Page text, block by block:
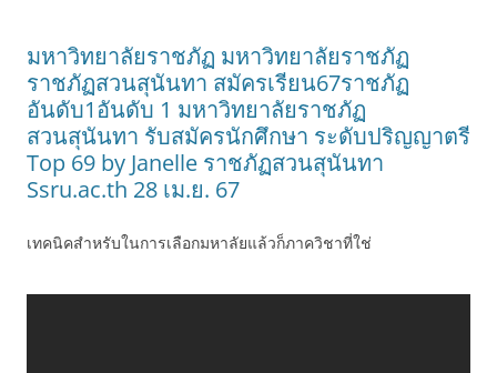
มหาวิทยาลัยราชภัฏ มหาวิทยาลัยราชภัฏ
ราชภัฏสวนสุนันทา สมัครเรียน67ราชภัฏ
อันดับ1อันดับ 1 มหาวิทยาลัยราชภัฏ
สวนสุนันทา รับสมัครนักศึกษา ระดับปริญญาตรี
Top 69 by Janelle ราชภัฏสวนสุนันทา
Ssru.ac.th 28 เม.ย. 67
เทคนิคสำหรับในการเลือกมหาลัยแล้วก็ภาควิชาที่ใช่